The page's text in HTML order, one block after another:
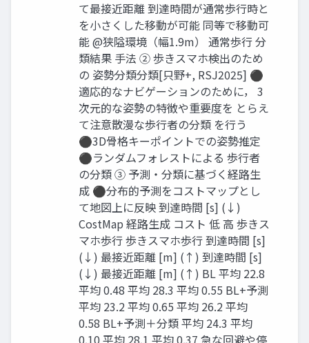
て最接近距離 到達時間が通常歩行時と
を小さくした移動が可能 同等で移動可
能 @狭隘環境（幅1.9m） 通常歩行 分
類結果 手法 ② 歩きスマホ検出のため
の 姿勢分類分類[只野+, RSJ2025] ⚫
適応的なナビゲーションのために， 3
次元的な姿勢の特徴や重要度を とらえ
て注意散漫な歩行者の分類 を行う
⚫3D骨格キーポイントでの姿勢推定
⚫ランダムフォレストによる 歩行者
の分類 ③ 予測・分類に基づく経路生
成 ⚫分布的予測をコストマップとし
て地図上に反映 到達時間 [s] (↓)
CostMap 経路生成 コスト 低 高 歩きス
マホ歩行 歩きスマホ歩行 到達時間 [s]
(↓) 最接近距離 [m] (↑) 到達時間 [s]
(↓) 最接近距離 [m] (↑) BL 平均 22.8
平均 0.48 平均 28.3 平均 0.55 BL+予測
平均 23.2 平均 0.65 平均 26.2 平均
0.58 BL+予測＋分類 平均 24.3 平均